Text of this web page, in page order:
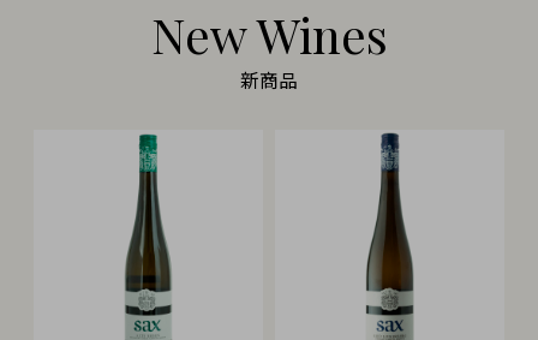
New Wines
新商品